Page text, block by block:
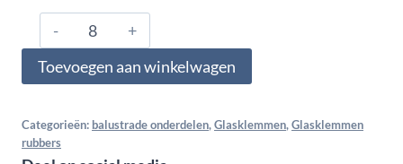
0952.01.6760,
Glasklem
rubber
model
Toevoegen aan winkelwagen
Categorieën: balustrade onderdelen, Glasklemmen, Glasklemmen
rubbers